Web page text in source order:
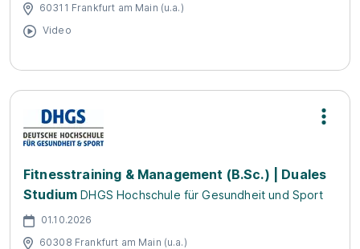
60311 Frankfurt am Main (u.a.)
Video
Fitnesstraining & Management (B.Sc.) | Duales
Studium DHGS Hochschule für Gesundheit und Sport
01.10.2026
60308 Frankfurt am Main (u.a.)